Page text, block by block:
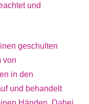
und
geschulten
von
in den
und behandelt